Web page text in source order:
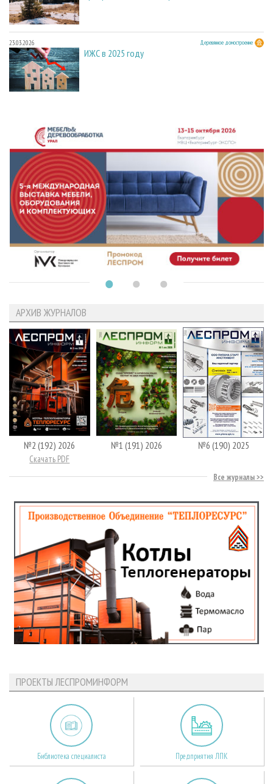
23.03.2026 Деревянное домостроение
ИЖС в 2025 году
АРХИВ ЖУРНАЛОВ
№2 (192) 2026
Скачать PDF
№1 (191) 2026 №6 (190) 2025
Все журналы
ПРОЕКТЫ ЛЕСПРОМИНФОРМ
Библиотека специалиста Предприятия ЛПК